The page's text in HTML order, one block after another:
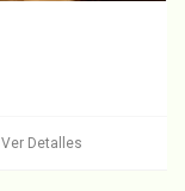
Ver Detalles